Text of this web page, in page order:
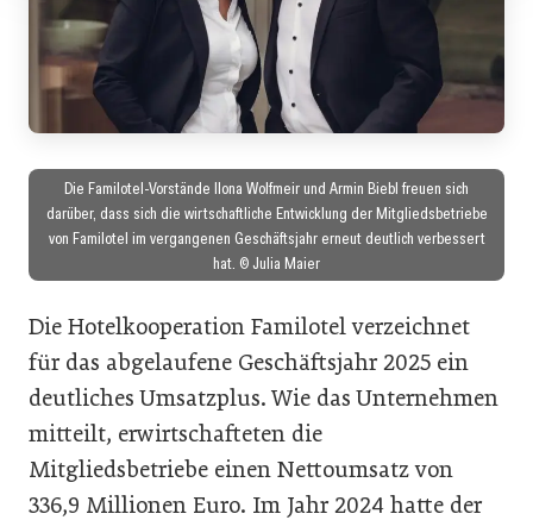
Die Familotel-Vorstände Ilona Wolfmeir und Armin Biebl freuen sich
darüber, dass sich die wirtschaftliche Entwicklung der Mitgliedsbetriebe
von Familotel im vergangenen Geschäftsjahr erneut deutlich verbessert
hat. © Julia Maier
Die Hotelkooperation Familotel verzeichnet
für das abgelaufene Geschäftsjahr 2025 ein
deutliches Umsatzplus. Wie das Unternehmen
mitteilt, erwirtschafteten die
Mitgliedsbetriebe einen Nettoumsatz von
336,9 Millionen Euro. Im Jahr 2024 hatte der